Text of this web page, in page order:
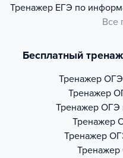
Тренажер ЕГЭ по
Все
Бесплатный
Тренажер ОГЭ
Тренажер
Тренажер ОГЭ
Тренажер
Тренажер
Тренажер